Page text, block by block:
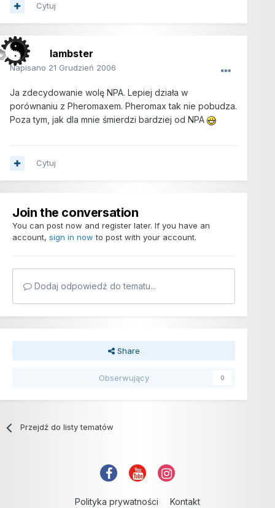
Cytuj
lambster
Napisano 21 Grudzień 2006
Ja zdecydowanie wolę NPA. Lepiej działa w
porównaniu z Pheromaxem. Pheromax tak nie pobudza.
Poza tym, jak dla mnie śmierdzi bardziej od NPA
Cytuj
Join the conversation
You can post now and register later. If you have an
account, sign in now to post with your account.
Dodaj odpowiedź do tematu...
Share
Obserwujący 0
Przejdź do listy tematów
Polityka prywatności Kontakt